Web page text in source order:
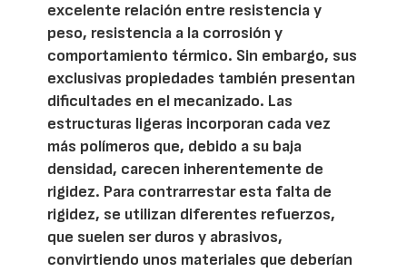
excelente relación entre resistencia y
peso, resistencia a la corrosión y
comportamiento térmico. Sin embargo, sus
exclusivas propiedades también presentan
dificultades en el mecanizado. Las
estructuras ligeras incorporan cada vez
más polímeros que, debido a su baja
densidad, carecen inherentemente de
rigidez. Para contrarrestar esta falta de
rigidez, se utilizan diferentes refuerzos,
que suelen ser duros y abrasivos,
convirtiendo unos materiales que deberían